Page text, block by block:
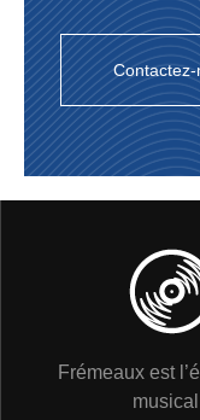
Frémeaux est